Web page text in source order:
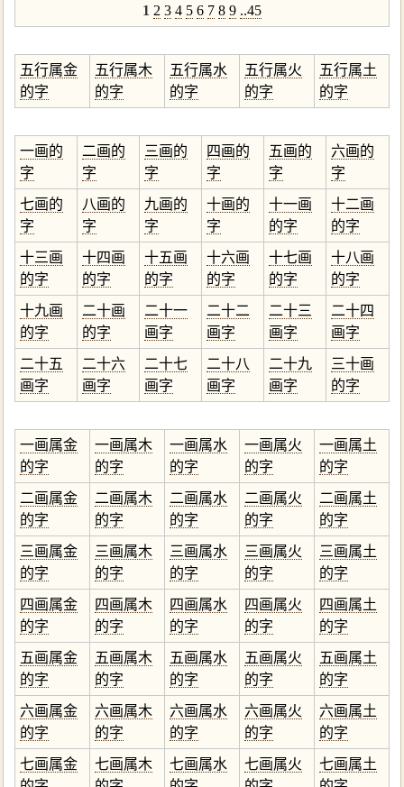
1 2 3 4 5 6 7 8 9 ..45
五行属金
的字
五行属木
的字
五行属水
的字
五行属火
的字
五行属土
的字
一画的
字
二画的
字
三画的
字
四画的
字
五画的
字
六画的
字
七画的
字
八画的
字
九画的
字
十画的
字
十一画
的字
十二画
的字
十三画
的字
十四画
的字
十五画
的字
十六画
的字
十七画
的字
十八画
的字
十九画
的字
二十画
的字
二十一
画字
二十二
画字
二十三
画字
二十四
画字
二十五
画字
二十六
画字
二十七
画字
二十八
画字
二十九
画字
三十画
的字
一画属金
的字
一画属木
的字
一画属水
的字
一画属火
的字
一画属土
的字
二画属金
的字
二画属木
的字
二画属水
的字
二画属火
的字
二画属土
的字
三画属金
的字
三画属木
的字
三画属水
的字
三画属火
的字
三画属土
的字
四画属金
的字
四画属木
的字
四画属水
的字
四画属火
的字
四画属土
的字
五画属金
的字
五画属木
的字
五画属水
的字
五画属火
的字
五画属土
的字
六画属金
的字
六画属木
的字
六画属水
的字
六画属火
的字
六画属土
的字
七画属金
七画属木
七画属水
七画属火
七画属土